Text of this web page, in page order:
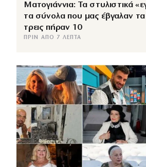
Ματογιάννια: Τα στυλιστικά
τα σύνολα που μας έβγαλαν
τρεις πήραν 10
ΠΡΙΝ ΑΠΌ 7 ΛΕΠΤΆ